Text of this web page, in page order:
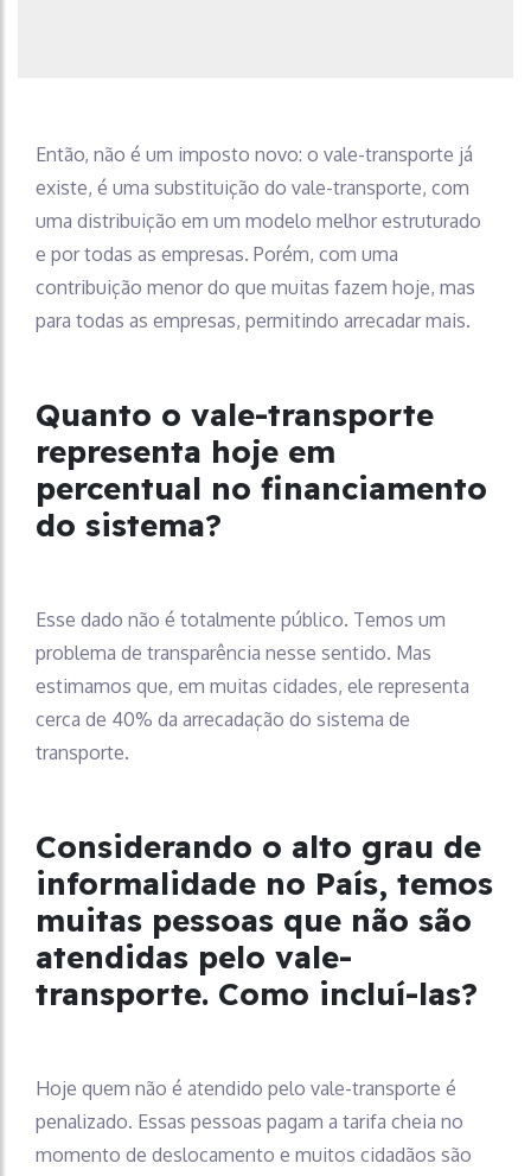
Então, não é um imposto novo: o vale-transporte já
existe, é uma substituição do vale-transporte, com
uma distribuição em um modelo melhor estruturado
e por todas as empresas. Porém, com uma
contribuição menor do que muitas fazem hoje, mas
para todas as empresas, permitindo arrecadar mais.
Quanto o vale-transporte
representa hoje em
percentual no financiamento
do sistema?
Esse dado não é totalmente público. Temos um
problema de transparência nesse sentido. Mas
estimamos que, em muitas cidades, ele representa
cerca de 40% da arrecadação do sistema de
transporte.
Considerando o alto grau de
informalidade no País, temos
muitas pessoas que não são
atendidas pelo vale-
transporte. Como incluí-las?
Hoje quem não é atendido pelo vale-transporte é
penalizado. Essas pessoas pagam a tarifa cheia no
momento de deslocamento e muitos cidadãos são